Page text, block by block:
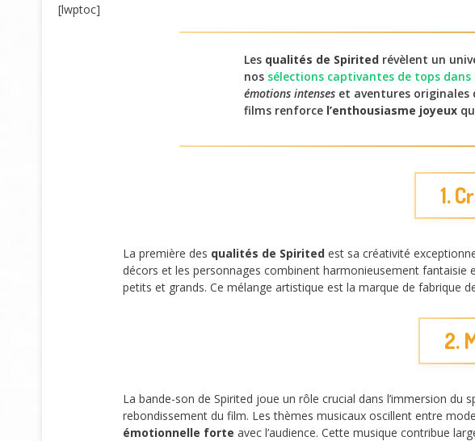
[lwptoc]
Les qualités de Spirited révèlent un
nos sélections captivantes de tops dans
émotions intenses et aventures originales
films renforce l’enthousiasme joyeux
1.
La première des qualités de Spirited est sa créativité
décors et les personnages combinent harmonieusement
petits et grands. Ce mélange artistique est la marque de fabrique
2.
La bande-son de Spirited joue un rôle crucial dans l’immersion du
rebondissement du film. Les thèmes musicaux oscillent entre
émotionnelle forte avec l’audience. Cette musique contribue